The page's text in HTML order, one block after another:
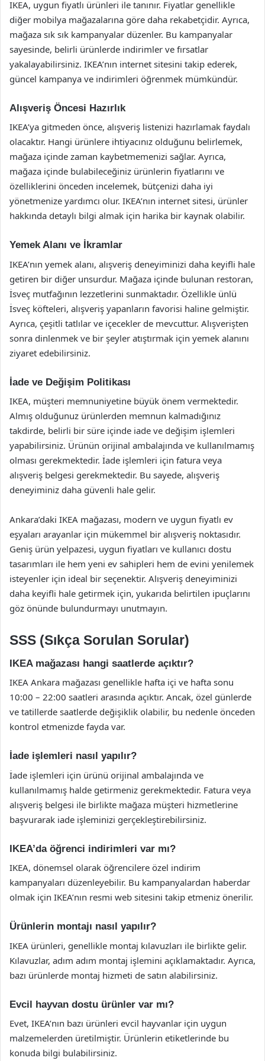
IKEA, uygun fiyatlı ürünleri ile tanınır. Fiyatlar genellikle
diğer mobilya mağazalarına göre daha rekabetçidir. Ayrıca,
mağaza sık sık kampanyalar düzenler. Bu kampanyalar
sayesinde, belirli ürünlerde indirimler ve fırsatlar
yakalayabilirsiniz. IKEA’nın internet sitesini takip ederek,
güncel kampanya ve indirimleri öğrenmek mümkündür.
Alışveriş Öncesi Hazırlık
IKEA’ya gitmeden önce, alışveriş listenizi hazırlamak faydalı
olacaktır. Hangi ürünlere ihtiyacınız olduğunu belirlemek,
mağaza içinde zaman kaybetmemenizi sağlar. Ayrıca,
mağaza içinde bulabileceğiniz ürünlerin fiyatlarını ve
özelliklerini önceden incelemek, bütçenizi daha iyi
yönetmenize yardımcı olur. IKEA’nın internet sitesi, ürünler
hakkında detaylı bilgi almak için harika bir kaynak olabilir.
Yemek Alanı ve İkramlar
IKEA’nın yemek alanı, alışveriş deneyiminizi daha keyifli hale
getiren bir diğer unsurdur. Mağaza içinde bulunan restoran,
İsveç mutfağının lezzetlerini sunmaktadır. Özellikle ünlü
İsveç köfteleri, alışveriş yapanların favorisi haline gelmiştir.
Ayrıca, çeşitli tatlılar ve içecekler de mevcuttur. Alışverişten
sonra dinlenmek ve bir şeyler atıştırmak için yemek alanını
ziyaret edebilirsiniz.
İade ve Değişim Politikası
IKEA, müşteri memnuniyetine büyük önem vermektedir.
Almış olduğunuz ürünlerden memnun kalmadığınız
takdirde, belirli bir süre içinde iade ve değişim işlemleri
yapabilirsiniz. Ürünün orijinal ambalajında ve kullanılmamış
olması gerekmektedir. İade işlemleri için fatura veya
alışveriş belgesi gerekmektedir. Bu sayede, alışveriş
deneyiminiz daha güvenli hale gelir.
Ankara’daki IKEA mağazası, modern ve uygun fiyatlı ev
eşyaları arayanlar için mükemmel bir alışveriş noktasıdır.
Geniş ürün yelpazesi, uygun fiyatları ve kullanıcı dostu
tasarımları ile hem yeni ev sahipleri hem de evini yenilemek
isteyenler için ideal bir seçenektir. Alışveriş deneyiminizi
daha keyifli hale getirmek için, yukarıda belirtilen ipuçlarını
göz önünde bulundurmayı unutmayın.
SSS (Sıkça Sorulan Sorular)
IKEA mağazası hangi saatlerde açıktır?
IKEA Ankara mağazası genellikle hafta içi ve hafta sonu
10:00 – 22:00 saatleri arasında açıktır. Ancak, özel günlerde
ve tatillerde saatlerde değişiklik olabilir, bu nedenle önceden
kontrol etmenizde fayda var.
İade işlemleri nasıl yapılır?
İade işlemleri için ürünü orijinal ambalajında ve
kullanılmamış halde getirmeniz gerekmektedir. Fatura veya
alışveriş belgesi ile birlikte mağaza müşteri hizmetlerine
başvurarak iade işleminizi gerçekleştirebilirsiniz.
IKEA’da öğrenci indirimleri var mı?
IKEA, dönemsel olarak öğrencilere özel indirim
kampanyaları düzenleyebilir. Bu kampanyalardan haberdar
olmak için IKEA’nın resmi web sitesini takip etmeniz önerilir.
Ürünlerin montajı nasıl yapılır?
IKEA ürünleri, genellikle montaj kılavuzları ile birlikte gelir.
Kılavuzlar, adım adım montaj işlemini açıklamaktadır. Ayrıca,
bazı ürünlerde montaj hizmeti de satın alabilirsiniz.
Evcil hayvan dostu ürünler var mı?
Evet, IKEA’nın bazı ürünleri evcil hayvanlar için uygun
malzemelerden üretilmiştir. Ürünlerin etiketlerinde bu
konuda bilgi bulabilirsiniz.